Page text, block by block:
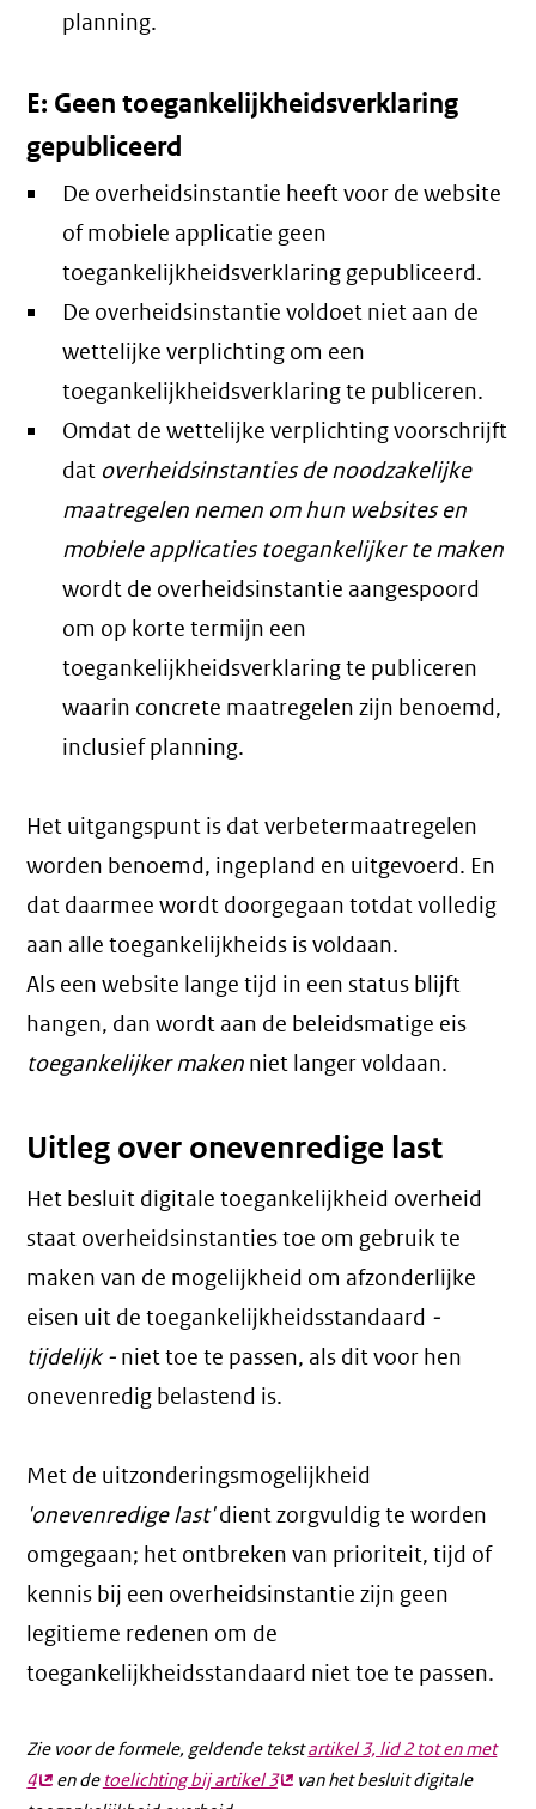
planning.
E: Geen toegankelijkheidsverklaring
gepubliceerd
De overheidsinstantie heeft voor de website
of mobiele applicatie geen
toegankelijkheidsverklaring gepubliceerd.
De overheidsinstantie voldoet niet aan de
wettelijke verplichting om een
toegankelijkheidsverklaring te publiceren.
Omdat de wettelijke verplichting voorschrijft
dat overheidsinstanties de noodzakelijke
maatregelen nemen om hun websites en
mobiele applicaties toegankelijker te maken
wordt de overheidsinstantie aangespoord
om op korte termijn een
toegankelijkheidsverklaring te publiceren
waarin concrete maatregelen zijn benoemd,
inclusief planning.
Het uitgangspunt is dat verbetermaatregelen
worden benoemd, ingepland en uitgevoerd. En
dat daarmee wordt doorgegaan totdat volledig
aan alle toegankelijkheids is voldaan.
Als een website lange tijd in een status blijft
hangen, dan wordt aan de beleidsmatige eis
toegankelijker maken niet langer voldaan.
Uitleg over onevenredige last
Het besluit digitale toegankelijkheid overheid
staat overheidsinstanties toe om gebruik te
maken van de mogelijkheid om afzonderlijke
eisen uit de toegankelijkheidsstandaard -
tijdelijk - niet toe te passen, als dit voor hen
onevenredig belastend is.
Met de uitzonderingsmogelijkheid
'onevenredige last'dient zorgvuldig te worden
omgegaan; het ontbreken van prioriteit, tijd of
kennis bij een overheidsinstantie zijn geen
legitieme redenen om de
toegankelijkheidsstandaard niet toe te passen.
Zie voor de formele, geldende tekstartikel 3, lid 2 tot en met
4(externe
en de toelichting bij artikel 3(externe
van het besluit digitale